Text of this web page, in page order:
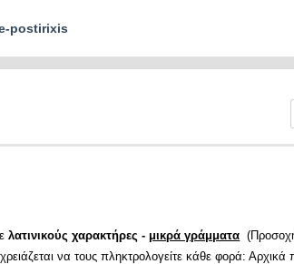
postirixis
λατινικούς χαρακτήρες - μικρά γράμματα
να τους πληκτρολογείτε κάθε φορά: Αρχικά